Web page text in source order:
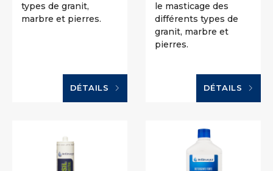
types de granit,
marbre et pierres.
DÉTAILS
le masticage des
différents types de
granit, marbre et
pierres.
DÉTAILS